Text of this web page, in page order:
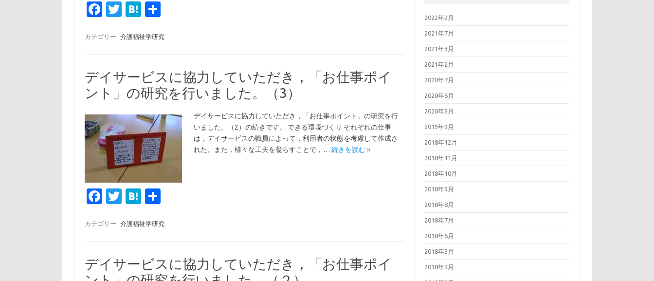
Fa
e
o
o
k
T
it
r
H
e
a
カテゴリー: 介護福祉学研究
デイサービスに協力していただき，「お仕事ポイ
ント」の研究を行いました。（3）
デイサービスに協力していただき，「お仕事ポイント」の研究を行
いました。（2）の続きです。 できる環境づくり それぞれの仕事
は，デイサービスの職員によって，利用者の状態を考慮して作成さ
れた。また，様々な工夫を凝らすことで，… 続きを読む »
Fa
e
o
o
T
it
r
H
e
a
カテゴリー: 介護福祉学研究
デイサービスに協力していただき，「お仕事ポイ
2022年2月
2021年7月
2021年3月
2021年2月
2020年7月
2020年6月
2020年5月
2019年9月
2018年12月
2018年11月
2018年10月
2018年9月
2018年8月
2018年7月
2018年6月
2018年5月
2018年4月